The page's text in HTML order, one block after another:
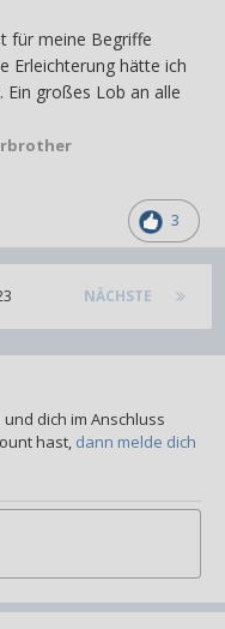
für meine Begriffe
Erleichterung hätte ich
großes Lob an alle
3
NÄCHSTE
dich im Anschluss
hast, dann melde dich